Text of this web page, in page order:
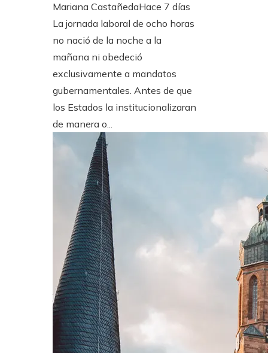
Mariana CastañedaHace 7 días
La jornada laboral de ocho horas
no nació de la noche a la
mañana ni obedeció
exclusivamente a mandatos
gubernamentales. Antes de que
los Estados la institucionalizaran
de manera o...